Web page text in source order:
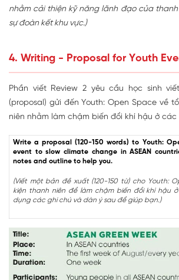
nhằm cải thiện kỹ năng lãnh đạo của
sự đoàn kết khu vực.)
4. Writing - Proposal for Youth
Phần viết Review 2 yêu cầu học sinh
(proposal) gửi đến Youth: Open Space về
niên nhằm làm chậm biến đổi khí hậu ở các
Write a proposal (120-150 words) to Youth:
event to slow climate change in ASEAN
notes and outline to help you.
(Viết một bản đề xuất (120-150 từ) cho Youth:
kiện thanh niên để làm chậm biến đổi khí hậu ở
dụng các ghi chú và dàn ý sau để giúp bạn.)